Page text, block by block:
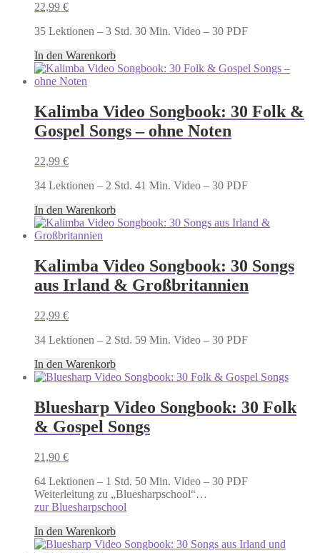
22,99 €
35 Lektionen – 3 Std. 30 Min. Video – 30 PDF
In den Warenkorb
Kalimba Video Songbook: 30 Folk &
Gospel Songs – ohne Noten
22,99 €
34 Lektionen – 2 Std. 41 Min. Video – 30 PDF
In den Warenkorb
Kalimba Video Songbook: 30 Songs
aus Irland & Großbritannien
22,99 €
34 Lektionen – 2 Std. 59 Min. Video – 30 PDF
In den Warenkorb
Bluesharp Video Songbook: 30 Folk
& Gospel Songs
21,90 €
64 Lektionen – 1 Std. 50 Min. Video – 30 PDF
Weiterleitung zu „Bluesharpschool“…
zur Bluesharpschool
In den Warenkorb